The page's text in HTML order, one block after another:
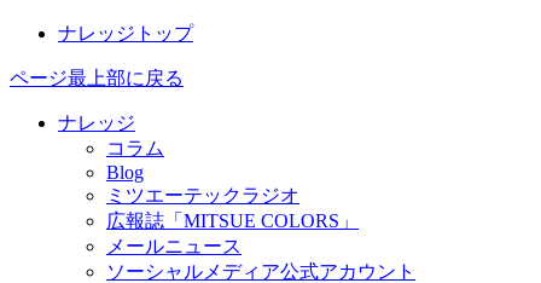
ナレッジトップ
ページ最上部に戻る
ナレッジ
コラム
Blog
ミツエーテックラジオ
広報誌「MITSUE COLORS」
メールニュース
ソーシャルメディア公式アカウント